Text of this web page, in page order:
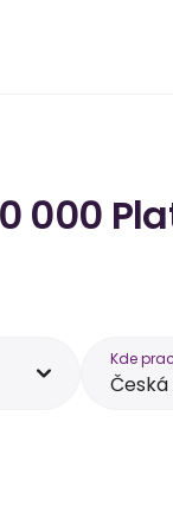
000
Kde